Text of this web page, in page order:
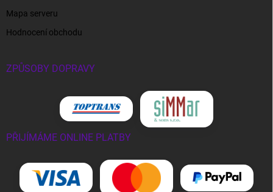
Mapa serveru
Hodnocení obchodu
ZPŮSOBY DOPRAVY
PŘIJÍMÁME ONLINE PLATBY